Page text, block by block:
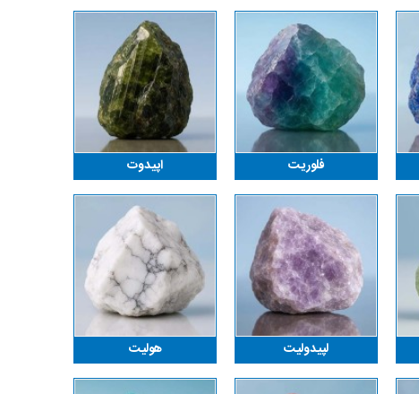
فلوریت اپیدوت
لپیدولیت هولیت